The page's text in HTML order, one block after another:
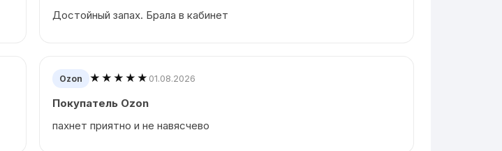
Достойный запах. Брала в кабинет
Ozon ★★★★★ 01.08.2026
Покупатель Ozon
пахнет приятно и не навясчево